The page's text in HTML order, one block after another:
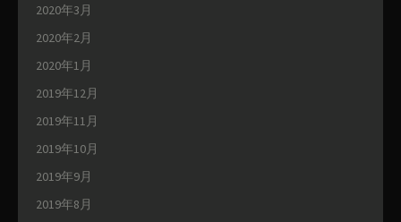
2020年3月
2020年2月
2020年1月
2019年12月
2019年11月
2019年10月
2019年9月
2019年8月